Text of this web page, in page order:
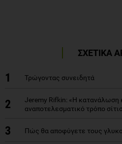
ΣΧΕΤΙΚΑ
1 Τρώγοντας συνειδητά
2
Jeremy Rifkin: «Η κατανάλωση
αναποτελεσματικό τρόπο
3 Πώς θα αποφύγετε τους